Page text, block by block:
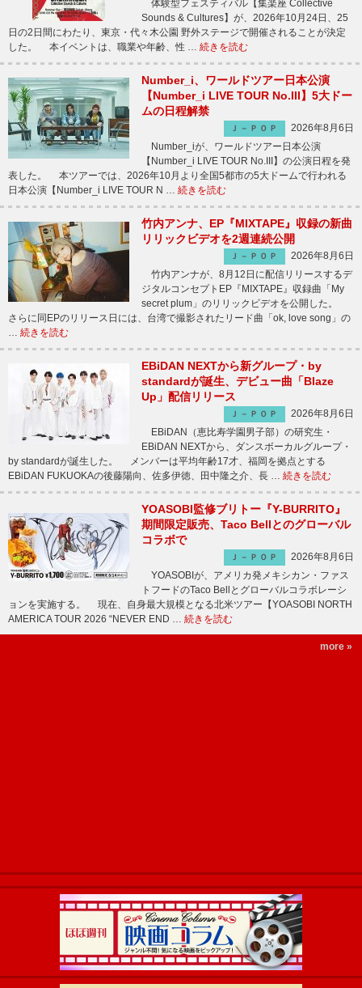
体験型フェスティバル【集楽座 Collective
Sounds & Cultures】が、2026年10月24日、25
日の2日間にわたり、東京・代々木公園 野外ステージで開催されることが決定
した。 本イベントは、職業や年齢、性 … 続きを読む
Number_i、ワールドツアー日本公演
【Number_i LIVE TOUR No.III】5大ドー
ムの日程解禁
Ｊ－ＰＯＰ
2026年8月6日
Number_iが、ワールドツアー日本公演
【Number_i LIVE TOUR No.III】の公演日程を発
表した。 本ツアーでは、2026年10月より全国5都市の5大ドームで行われる
日本公演【Number_i LIVE TOUR N … 続きを読む
竹内アンナ、EP『MIXTAPE』収録の新曲
リリックビデオを2週連続公開
Ｊ－ＰＯＰ
2026年8月6日
竹内アンナが、8月12日に配信リリースするデ
ジタルコンセプトEP『MIXTAPE』収録曲「My
secret plum」のリリックビデオを公開した。
さらに同EPのリリース日には、台湾で撮影されたリード曲「ok, love song」の
… 続きを読む
EBiDAN NEXTから新グループ・by
standardが誕生、デビュー曲「Blaze
Up」配信リリース
Ｊ－ＰＯＰ
2026年8月6日
EBiDAN（恵比寿学園男子部）の研究生・
EBiDAN NEXTから、ダンスボーカルグループ・
by standardが誕生した。 メンバーは平均年齢17才、福岡を拠点とする
EBiDAN FUKUOKAの後藤陽向、佐多伊徳、田中隆之介、長 … 続きを読む
YOASOBI監修ブリトー『Y-BURRITO』
期間限定販売、Taco Bellとのグローバル
コラボで
Ｊ－ＰＯＰ
2026年8月6日
YOASOBIが、アメリカ発メキシカン・ファス
トフードのTaco Bellとグローバルコラボレーシ
ョンを実施する。 現在、自身最大規模となる北米ツアー【YOASOBI NORTH
AMERICA TOUR 2026 “NEVER END … 続きを読む
more »